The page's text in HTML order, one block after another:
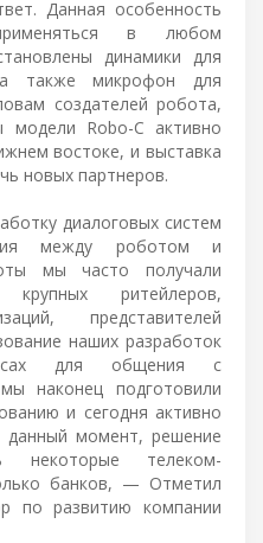
Данная особенность
в любом
динамики для
а также микрофон для
создателей робота,
модели Robo-C активно
востоке, и выставка
новых партнеров.
диалоговых систем
между роботом и
мы часто получали
ритейлеров,
представителей
наших разработок
для общения с
наконец подготовили
и сегодня активно
момент, решение
некоторые телеком-
банков, — Отметил
по развитию компании